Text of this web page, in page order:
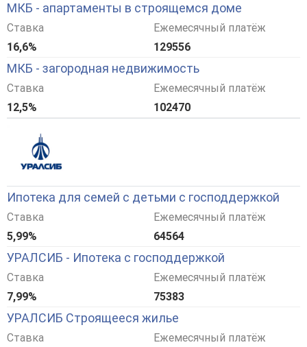
МКБ - апартаменты в строящемся доме
Ставка
16,6%
Ежемесячный платёж
129556
МКБ - загородная недвижимость
Ставка
12,5%
Ежемесячный платёж
102470
Ипотека для семей с детьми с господдержкой
Ставка
5,99%
Ежемесячный платёж
64564
УРАЛСИБ - Ипотека с господдержкой
Ставка
7,99%
Ежемесячный платёж
75383
УРАЛСИБ Строящееся жилье
Ставка
Ежемесячный платёж